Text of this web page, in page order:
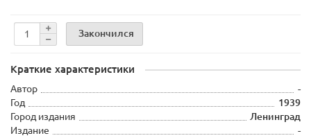
Закончился
Краткие характеристики
Автор
-
Год
1939
Город издания
Ленинград
Издание
-